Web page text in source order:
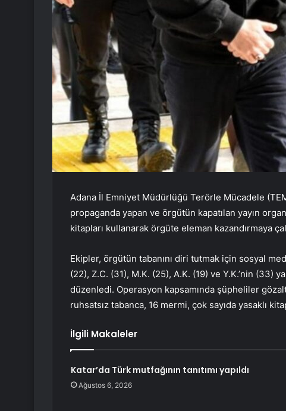
Adana İl Emniyet Müdürlüğü Terörle Mücadele
propaganda yapan ve örgütün kapatılan yayın
kitapları kullanarak örgüte eleman kazandırmaya
Ekipler, örgütün tabanını diri tutmak için sosyal
(22), Z.C. (31), M.K. (25), A.K. (19) ve Y.K.’nin (33)
düzenledi. Operasyon kapsamında şüpheliler
ruhsatsız tabanca, 16 mermi, çok sayıda yasaklı
İlgili Makaleler
Katar’da Türk mutfağının tanıtımı yapıldı
Ağustos 6, 2026